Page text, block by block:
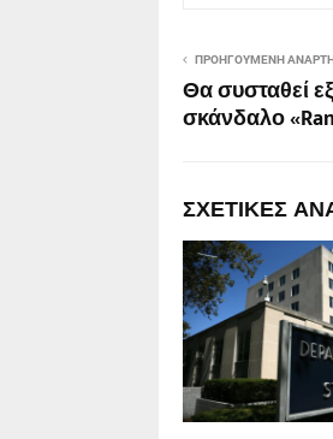
ΠΡΟΗΓΟΎΜΕΝΗ
Θα συσταθεί
σκάνδαλο
ΣΧΕΤΙΚΈΣ